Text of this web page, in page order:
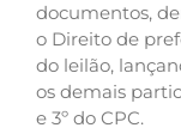
documentos,
o Direito de
do leilão,
os demais
e 3º do CPC.